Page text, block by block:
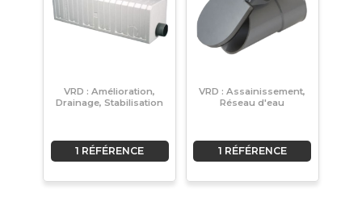
VRD : Amélioration,
Drainage, Stabilisation
1 RÉFÉRENCE
VRD : Assainissement,
Réseau d'eau
1 RÉFÉRENCE